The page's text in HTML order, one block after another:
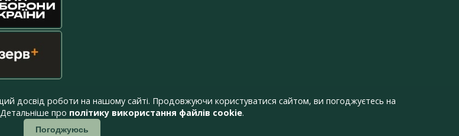
досвід роботи на нашому сайті. Продовжуючи користуватися сайтом, ви погоджуєтесь на
про політику використання файлів cookie.
Погоджуюсь